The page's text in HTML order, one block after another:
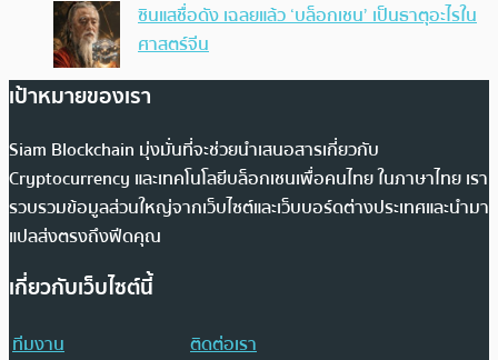
ซินแสชื่อดัง เฉลยแล้ว ‘บล็อกเชน’ เป็นธาตุอะไรใน
ศาสตร์จีน
เป้าหมายของเรา
Siam Blockchain มุ่งมั่นที่จะช่วยนำเสนอสารเกี่ยวกับ
Cryptocurrency และเทคโนโลยีบล็อกเชนเพื่อคนไทย ในภาษาไทย เรา
รวบรวมข้อมูลส่วนใหญ่จากเว็บไซต์และเว็บบอร์ดต่างประเทศและนำมา
แปลส่งตรงถึงฟีดคุณ
เกี่ยวกับเว็บไซต์นี้
ทีมงาน
ติดต่อเรา